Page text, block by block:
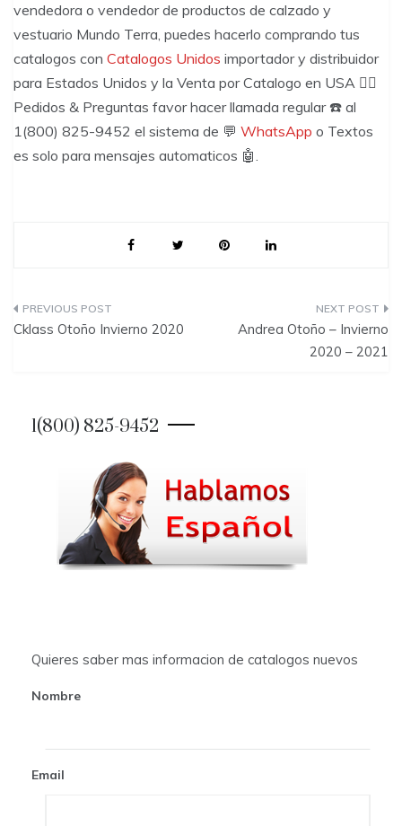
vendedora o vendedor de productos de calzado y
vestuario Mundo Terra, puedes hacerlo comprando tus
catalogos con Catalogos Unidos importador y distribuidor
para Estados Unidos y la Venta por Catalogo en USA 🙋‍♂️
Pedidos & Preguntas favor hacer llamada regular ☎️ al
1(800) 825-9452 el sistema de 💬 WhatsApp o Textos
es solo para mensajes automaticos 🤖.
P
Cklass Otoño Invierno 2020
Andrea Otoño – Invierno
2020 – 2021
1(800) 825-9452
Quieres saber mas informacion de catalogos nuevos
Nombre
Email